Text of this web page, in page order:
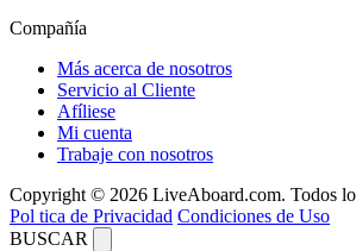
Compañía
Más acerca de nosotros
Servicio al Cliente
Afíliese
Mi cuenta
Trabaje con nosotros
Copyright © 2026 LiveAboard.com. Todos
Pol tica de Privacidad Condiciones de Uso
BUSCAR